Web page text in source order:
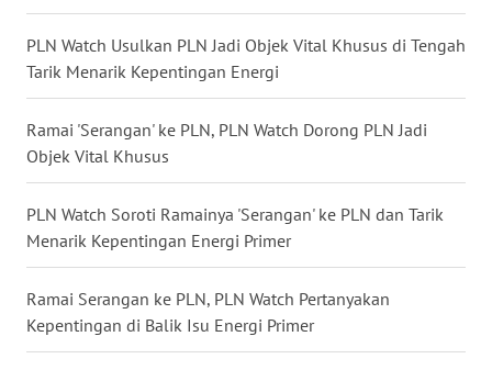
PLN Watch Usulkan PLN Jadi Objek Vital Khusus di Tengah
Tarik Menarik Kepentingan Energi
Ramai 'Serangan' ke PLN, PLN Watch Dorong PLN Jadi
Objek Vital Khusus
PLN Watch Soroti Ramainya 'Serangan' ke PLN dan Tarik
Menarik Kepentingan Energi Primer
Ramai Serangan ke PLN, PLN Watch Pertanyakan
Kepentingan di Balik Isu Energi Primer
NIAS
LANGKAT
WN
TAPANULI
SELATAN
WN
TANJUNG
LESUNG